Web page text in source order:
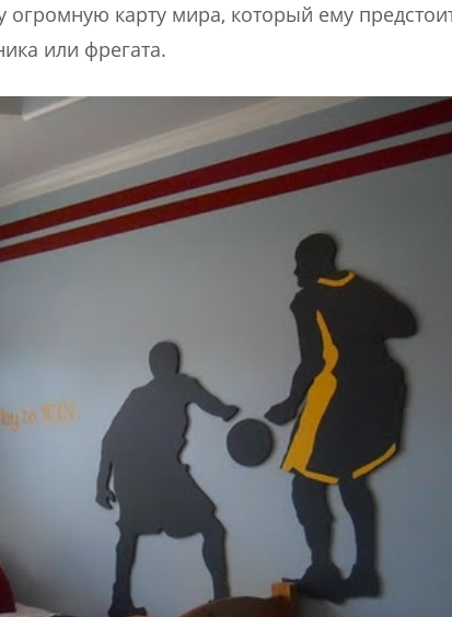
огромную карту мира, который ему
или фрегата.